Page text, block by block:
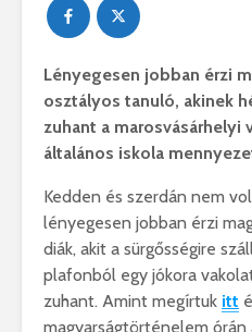
Lényegesen jobban érzi
osztályos tanuló, akinek
zuhant a marosvásárhelyi
általános iskola
Kedden és szerdán nem
lényegesen jobban érzi
diák, akit a sürgősségire
plafonból egy jókora
zuhant. Amint megírtuk itt
magyarságtörténelem